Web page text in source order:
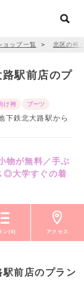
ョップ一覧 ＞ 北区の袴
駅前店のプ
け袴 ブーツ
下鉄北大路駅から
物が無料／手ぶ
◎大学すぐの着
ン(5) アクセス
前店のプラン